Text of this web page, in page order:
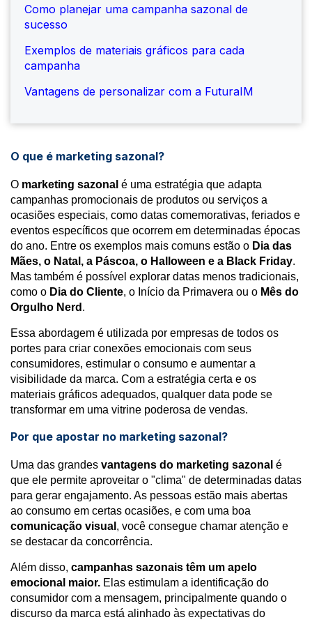
Como planejar uma campanha sazonal de
sucesso
Exemplos de materiais gráficos para cada
campanha
Vantagens de personalizar com a FuturaIM
O que é marketing sazonal?
O marketing sazonal é uma estratégia que adapta
campanhas promocionais de produtos ou serviços a
ocasiões especiais, como datas comemorativas, feriados e
eventos específicos que ocorrem em determinadas épocas
do ano. Entre os exemplos mais comuns estão o Dia das
Mães, o Natal, a Páscoa, o Halloween e a Black Friday.
Mas também é possível explorar datas menos tradicionais,
como o Dia do Cliente, o Início da Primavera ou o Mês do
Orgulho Nerd .
Essa abordagem é utilizada por empresas de todos os
portes para criar conexões emocionais com seus
consumidores, estimular o consumo e aumentar a
visibilidade da marca. Com a estratégia certa e os
materiais gráficos adequados, qualquer data pode se
transformar em uma vitrine poderosa de vendas.
Por que apostar no marketing sazonal?
Uma das grandes vantagens do marketing sazonal é
que ele permite aproveitar o "clima" de determinadas datas
para gerar engajamento. As pessoas estão mais abertas
ao consumo em certas ocasiões, e com uma boa
comunicação visual , você consegue chamar atenção e
se destacar da concorrência.
Além disso, campanhas sazonais têm um apelo
emocional maior. Elas estimulam a identificação do
consumidor com a mensagem, principalmente quando o
discurso da marca está alinhado às expectativas do